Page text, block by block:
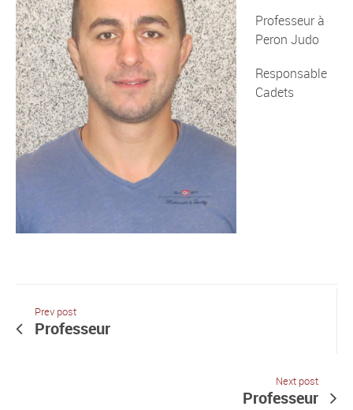
Professeur à
Peron Judo
Responsable
Cadets
Prev post
Professeur
Next post
Professeur